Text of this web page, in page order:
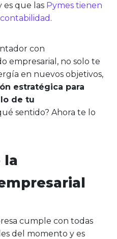
es que las Pymes tienen
.
con
empresarial, no solo te
en nuevos objetivos,
estratégica para
de tu
sentido? Ahora te lo
la
cumple con todas
del momento y es